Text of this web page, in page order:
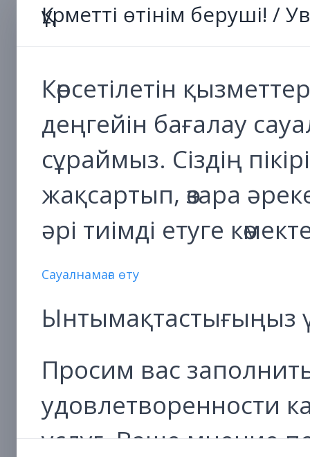
Құрметті өтінім беруші! /
Көрсетілетін
деңгейін бағалау
сұраймыз. Сіздің
жақсартып, өзара
әрі тиімді етуге
Сауалнамаға өту
Ынтымақтастығыңыз
Просим вас
удовлетворенности
услуг. Ваше мнение